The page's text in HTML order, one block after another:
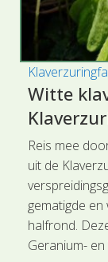
Witte
Reis mee
uit de
gematigde
halfrond.
Geranium-